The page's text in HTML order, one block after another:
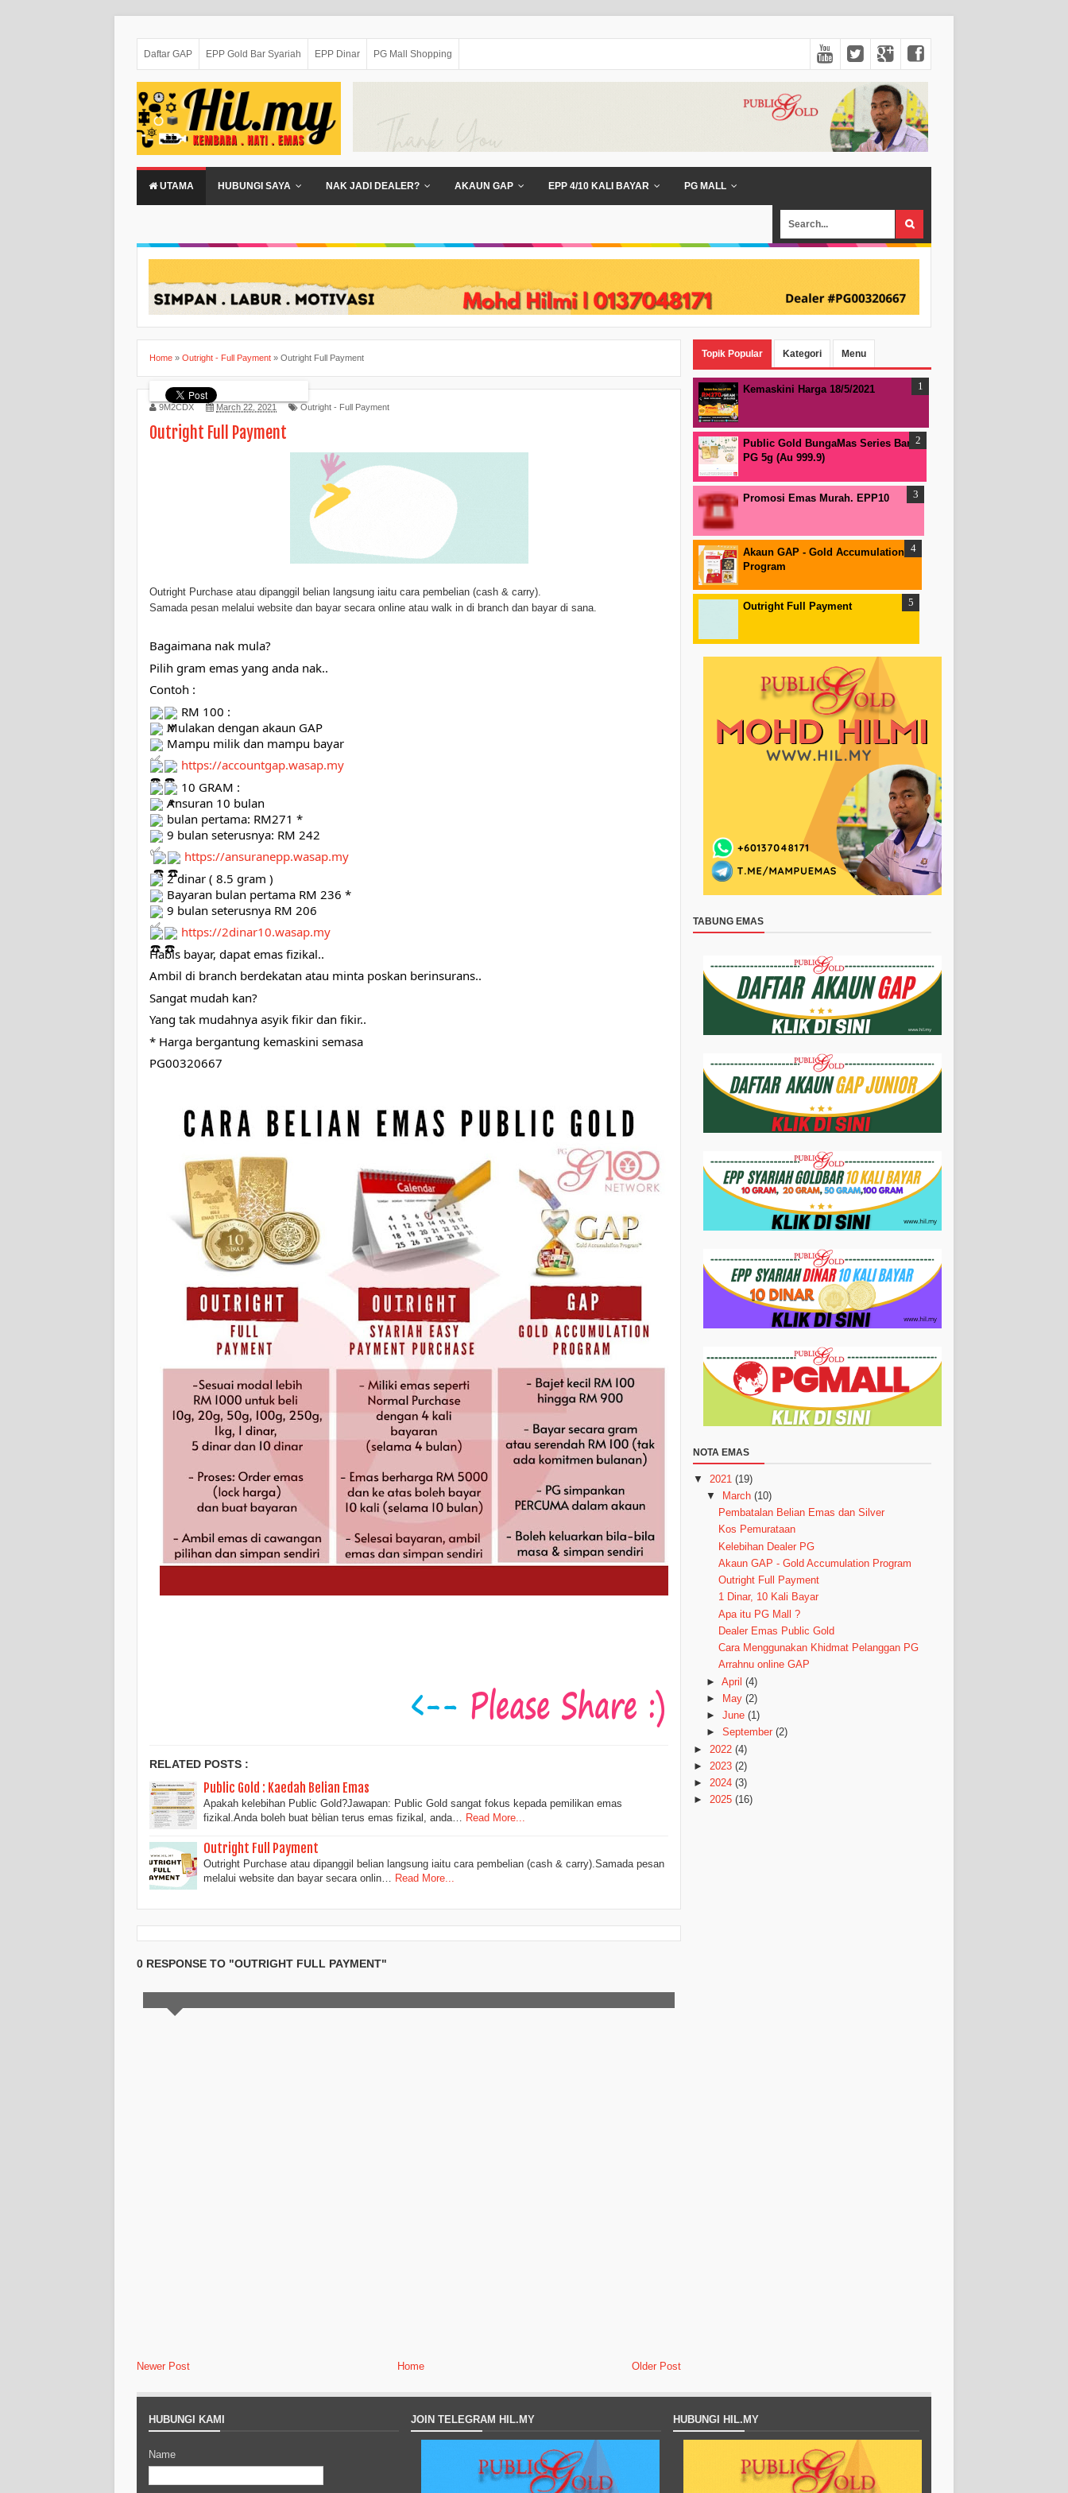
Daftar GAP EPP Gold Bar Syariah EPP Dinar PG Mall Shopping
UTAMA HUBUNGI SAYA NAK JADI DEALER? AKAUN GAP EPP 4/10 KALI BAYAR PG MALL
Home » Outright - Full Payment » Outright Full Payment
9M2CDX March 22, 2021 Outright - Full Payment
Outright Full Payment
Outright Purchase atau dipanggil belian langsung iaitu cara pembelian (cash & carry).
Samada pesan melalui website dan bayar secara online atau walk in di branch dan bayar di sana.
Bagaimana nak mula?
Pilih gram emas yang anda nak..
Contoh :
RM 100 :
Mulakan dengan akaun GAP
Mampu milik dan mampu bayar
https://accountgap.wasap.my
10 GRAM :
Ansuran 10 bulan
bulan pertama: RM271 *
9 bulan seterusnya: RM 242
https://ansuranepp.wasap.my
2 dinar ( 8.5 gram )
Bayaran bulan pertama RM 236 *
9 bulan seterusnya RM 206
https://2dinar10.wasap.my
Habis bayar, dapat emas fizikal..
Ambil di branch berdekatan atau minta poskan berinsurans..
Sangat mudah kan?
Yang tak mudahnya asyik fikir dan fikir..
* Harga bergantung kemaskini semasa
PG00320667
RELATED POSTS :
Public Gold : Kaedah Belian Emas
Apakah kelebihan Public Gold?Jawapan: Public Gold sangat fokus kepada pemilikan emas
fizikal.Anda boleh buat bèlian terus emas fizikal, anda… Read More...
Outright Full Payment
Outright Purchase atau dipanggil belian langsung iaitu cara pembelian (cash & carry).Samada pesan
melalui website dan bayar secara onlin… Read More...
0 RESPONSE TO "OUTRIGHT FULL PAYMENT"
Newer Post Older Post
Home
Topik Popular Kategori Menu
Kemaskini Harga 18/5/2021
Public Gold BungaMas Series Bar
PG 5g (Au 999.9)
Promosi Emas Murah. EPP10
Akaun GAP - Gold Accumulation
Program
Outright Full Payment
TABUNG EMAS
NOTA EMAS
▼ 2021 (19)
▼
March (10)
Pembatalan Belian Emas dan Silver
Kos Pemurataan
Kelebihan Dealer PG
Akaun GAP - Gold Accumulation Program
Outright Full Payment
1 Dinar, 10 Kali Bayar
Apa itu PG Mall ?
Dealer Emas Public Gold
Cara Menggunakan Khidmat Pelanggan PG
Arrahnu online GAP
► April (4)
►
May (2)
► June (1)
► September (2)
► 2022 (4)
► 2023 (2)
► 2024 (3)
► 2025 (16)
HUBUNGI KAMI
Name
JOIN TELEGRAM HIL.MY HUBUNGI HIL.MY